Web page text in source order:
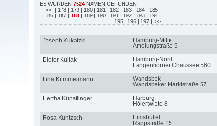
ES WURDEN 7524 NAMEN GEFUNDEN
<< | 178 | 179 | 180 | 181 | 182 | 183 | 184 | 185 |
186 | 187 | 188 | 189 | 190 | 191 | 192 | 193 | 194 |
195 | 196 | 197 | >>
Joseph Kukatzki
Hamburg-Mitte
Amelungstraße 5
Dieter Kullak
Hamburg-Nord
Langenhorner Chaussee 560
Lina Kümmermann
Wandsbek
Wandsbeker Marktstraße 57
Hertha Künstlinger
Harburg
Hölertwiete 8
Rosa Kuntzsch
Eimsbüttel
Rappstraße 15